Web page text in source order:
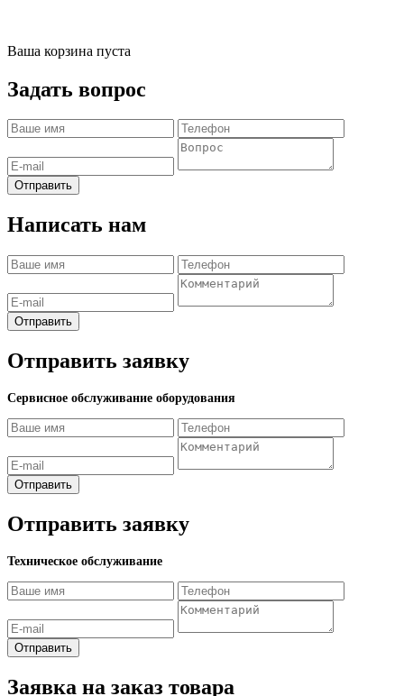
Ваша корзина пуста
Задать вопрос
Отправить
Написать нам
Отправить
Отправить заявку
Сервисное обслуживание оборудования
Отправить
Отправить заявку
Техническое обслуживание
Отправить
Заявка на заказ товара